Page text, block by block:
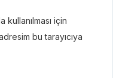
kullanılması için
bu tarayıcıya